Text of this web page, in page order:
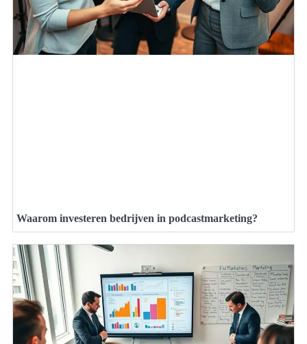
Waarom investeren bedrijven in podcastmarketing?